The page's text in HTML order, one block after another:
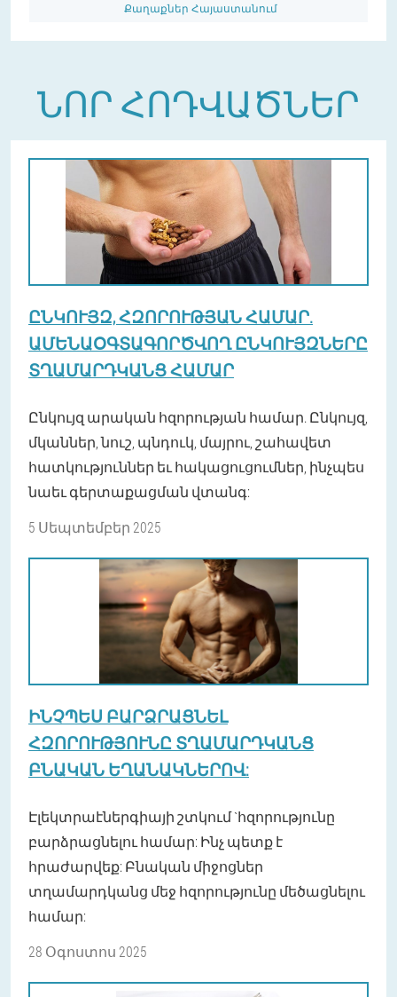
Քաղաքներ Հայաստանում
ՆՈՐ ՀՈԴՎԱԾՆԵՐ
ԸՆԿՈՒՅԶ, ՀԶՈՐՈՒԹՅԱՆ ՀԱՄԱՐ.
ԱՄԵՆԱՕԳՏԱԳՈՐԾՎՈՂ ԸՆԿՈՒՅԶՆԵՐԸ
ՏՂԱՄԱՐԴԿԱՆՑ ՀԱՄԱՐ
Ընկույզ արական հզորության համար. Ընկույզ,
մկաններ, նուշ, պնդուկ, մայրու, շահավետ
հատկություններ եւ հակացուցումներ, ինչպես
նաեւ գերտաքացման վտանգ:
5 Սեպտեմբեր 2025
ԻՆՉՊԵՍ ԲԱՐՁՐԱՑՆԵԼ
ՀԶՈՐՈՒԹՅՈՒՆԸ ՏՂԱՄԱՐԴԿԱՆՑ
ԲՆԱԿԱՆ ԵՂԱՆԱԿՆԵՐՈՎ:
Էլեկտրաէներգիայի շտկում `հզորությունը
բարձրացնելու համար: Ինչ պետք է
հրաժարվեք: Բնական միջոցներ
տղամարդկանց մեջ հզորությունը մեծացնելու
համար:
28 Օգոստոս 2025